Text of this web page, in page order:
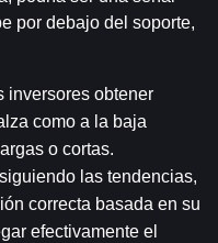
por debajo del soporte,
inversores obtener
como a la baja
o cortas.
las tendencias,
correcta basada en su
efectivamente el